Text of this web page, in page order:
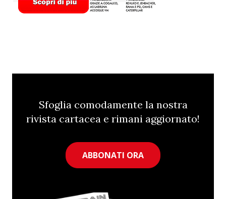
Sfoglia comodamente la nostra
rivista cartacea e rimani aggiornato!
ABBONATI ORA